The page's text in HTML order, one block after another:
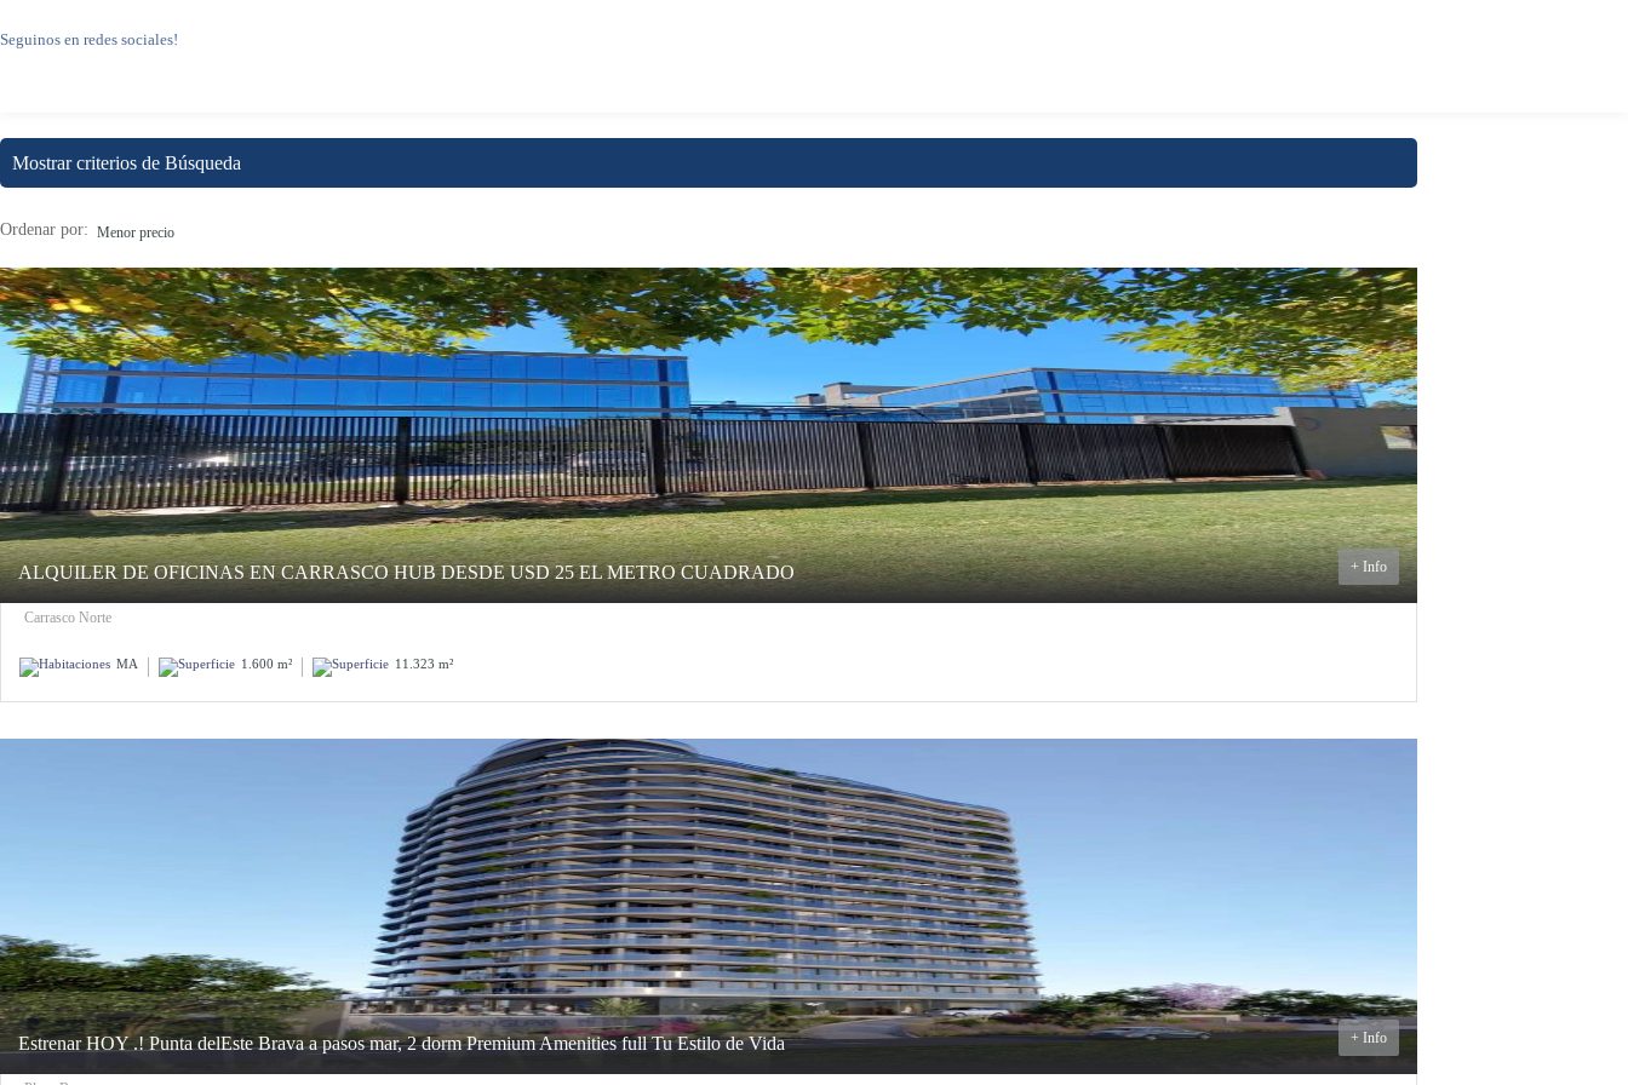
Seguinos en redes sociales!
Mostrar criterios de Búsqueda
Ordenar por: Menor precio
ALQUILER DE OFICINAS EN CARRASCO HUB DESDE USD 25 EL METRO CUADRADO + Info
Carrasco Norte
MA 1.600 m² 11.323 m²
Estrenar HOY .! Punta delEste Brava a pasos mar, 2 dorm Premium Amenities full Tu Estilo de Vida + Info